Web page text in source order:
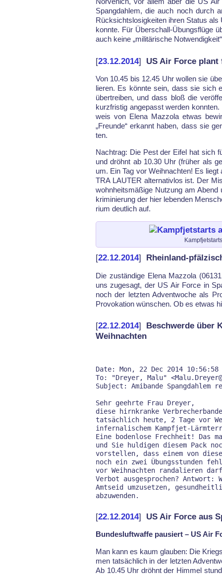
Spang­dah­lem, die auch noch durch
Rück­sichts­lo­sig­kei­ten ih­ren Sta­tus als
konn­te. Für Über­schall-Übungs­flü­ge
auch kei­ne „mi­li­tä­ri­sche
[23.12.2014] US Air Force
Von 10.45 bis 12.45 Uhr wol­len sie
lie­ren. Es könn­te sein, dass sie sich
über­trei­ben, und dass bloß die
kurz­fris­tig an­ge­passt wer­den
weis von Ele­na Maz­zo­la et­was
„Freun­de“ er­kannt ha­ben, dass sie
ten.
Nach­trag: Die Pest der Ei­fel hat sich
und dröhnt ab 10.30 Uhr (früher als
um. Ein Tag vor Weih­nach­ten! Es
TRA LAU­TER al­ter­na­tiv­los ist. Der
wohn­heits­mäßi­ge Nut­zung am
kri­mi­nie­rung der hier le­ben­den
ri­um deut­lich auf.
[22.12.2014] Rheinland-
Die zu­stän­di­ge Ele­na Maz­zo­la
uns zu­ge­sagt, der US Air For­ce in
noch der letz­ten Ad­vent­wo­che als
Pro­vo­ka­ti­on wün­schen. Ob es et­was
[22.12.2014] Beschwerde über
Weihnachten
Date: Mon, 22 Dec 2014 10:56:58
To: "Dreyer, Malu"
Subject: Amibande
Sehr geehrte Frau Dreyer,
diese hirnkranke
tatsächlich heute, 2 Tage vor
infernalischem Kampfjet-
Eine bodenlose Frechheit! Das
und Sie huldigen diesem Pack
vorstellen, dass einem von
noch ein zwei Übungsstunden
vor Weihnachten randalieren
Verbot ausgesprochen?
Amtseid umzusetzen,
[22.12.2014] US Air Force aus
Bundesluftwaffe pausiert – US Air
Man kann es kaum glau­ben: Die
men tat­säch­lich in der letz­ten
Ab 10.45 Uhr dröhnt der Him­mel